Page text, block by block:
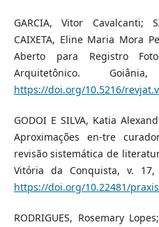
GARCIA, Vitor Cavalcanti;
CAIXETA, Eline Maria Mora
Aberto para Registro
Arquitetônico.
https://doi.org/10.5216/
GODOI E SILVA, Katia
Aproximações en-tre
revisão sistemática de
Vitória da Conquista, v.
https://doi.org/10.22481/
RODRIGUES, Rosemary